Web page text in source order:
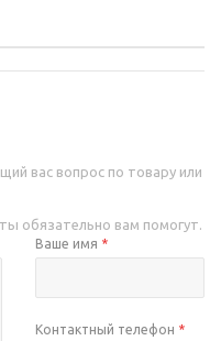
вас вопрос по товару или
обязательно вам помогут.
Ваше имя *
Контактный телефон *